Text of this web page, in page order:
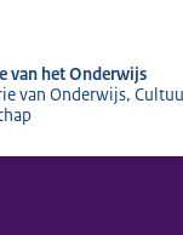
van het Onderwijs
van Onderwijs,